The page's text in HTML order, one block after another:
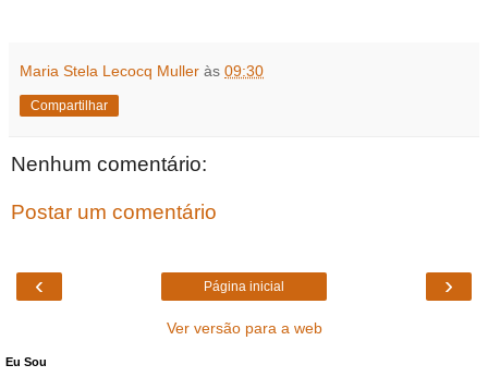
Maria Stela Lecocq Muller às 09:30
Compartilhar
Nenhum comentário:
Postar um comentário
‹ ›
Página inicial
Ver versão para a web
Eu Sou